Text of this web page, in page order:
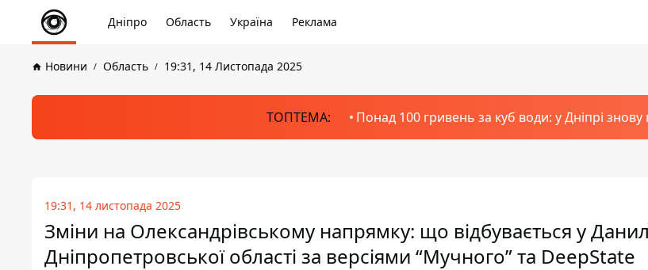
Дніпро Область Україна Реклама
Новини Область 19:31, 14 Листопада 2025
ТОПТЕМА: Понад 100 гривень за куб води: у Дніпрі
19:31, 14 листопада 2025
Зміни на Олександрівському напрямку: що відбувається у
Дніпропетровської області за версіями “Мучного” та DeepState